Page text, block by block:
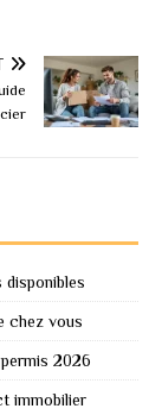
chez vous
2026
immobilier